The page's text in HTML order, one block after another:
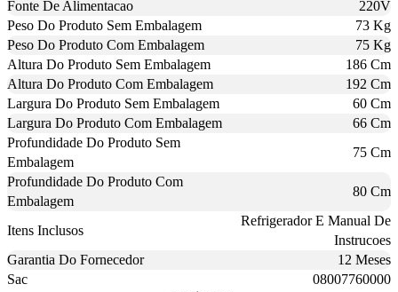
Fonte De Alimentacao
220V
Peso Do Produto Sem Embalagem
73 Kg
Peso Do Produto Com Embalagem
75 Kg
Altura Do Produto Sem Embalagem
186 Cm
Altura Do Produto Com Embalagem
192 Cm
Largura Do Produto Sem Embalagem
60 Cm
Largura Do Produto Com Embalagem
66 Cm
Profundidade Do Produto Sem
Embalagem
75 Cm
Profundidade Do Produto Com
Embalagem
80 Cm
Itens Inclusos
Refrigerador E Manual De
Instrucoes
Garantia Do Fornecedor
12 Meses
Sac
08007760000